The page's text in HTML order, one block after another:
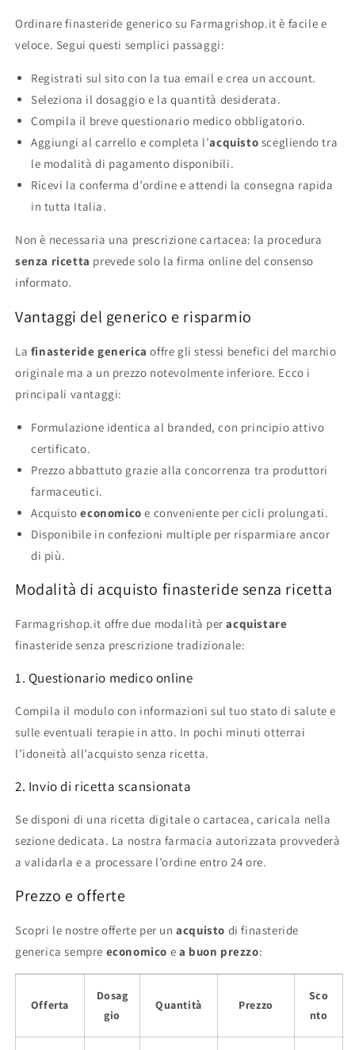
Ordinare finasteride generico su Farmagrishop.it è facile e
veloce. Segui questi semplici passaggi:
Registrati sul sito con la tua email e crea un account.
Seleziona il dosaggio e la quantità desiderata.
Compila il breve questionario medico obbligatorio.
Aggiungi al carrello e completa l’acquisto scegliendo tra
le modalità di pagamento disponibili.
Ricevi la conferma d’ordine e attendi la consegna rapida
in tutta Italia.
Non è necessaria una prescrizione cartacea: la procedura
senza ricetta prevede solo la firma online del consenso
informato.
Vantaggi del generico e risparmio
La finasteride generica offre gli stessi benefici del marchio
originale ma a un prezzo notevolmente inferiore. Ecco i
principali vantaggi:
Formulazione identica al branded, con principio attivo
certificato.
Prezzo abbattuto grazie alla concorrenza tra produttori
farmaceutici.
Acquistoeconomico e conveniente per cicli prolungati.
Disponibile in confezioni multiple per risparmiare ancor
di più.
Modalità di acquisto finasteride senza ricetta
Farmagrishop.it offre due modalità peracquistare
finasteride senza prescrizione tradizionale:
1. Questionario medico online
Compila il modulo con informazioni sul tuo stato di salute e
sulle eventuali terapie in atto. In pochi minuti otterrai
l’idoneità all’acquisto senza ricetta.
2. Invio di ricetta scansionata
Se disponi di una ricetta digitale o cartacea, caricala nella
sezione dedicata. La nostra farmacia autorizzata provvederà
a validarla e a processare l’ordine entro 24 ore.
Prezzo e offerte
Scopri le nostre offerte per unacquisto di finasteride
generica sempre economico e a buon prezzo:
Offerta
Dosag
gio
Quantità Prezzo
Sco
nto